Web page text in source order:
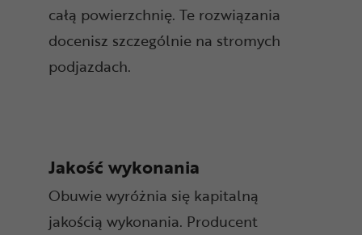
całą powierzchnię. Te rozwiązania
docenisz szczególnie na stromych
podjazdach.
Jakość wykonania
Obuwie wyróżnia się kapitalną
jakością wykonania. Producent